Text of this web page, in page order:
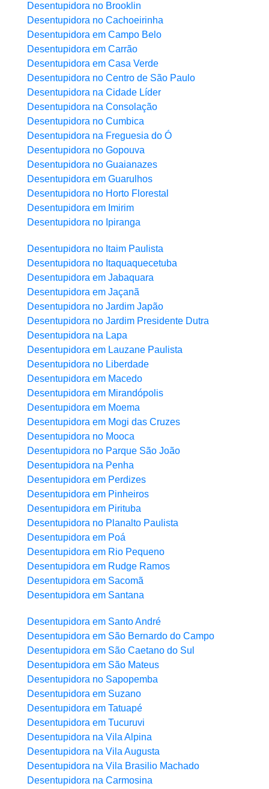
Desentupidora no Brooklin
Desentupidora no Cachoeirinha
Desentupidora em Campo Belo
Desentupidora em Carrão
Desentupidora em Casa Verde
Desentupidora no Centro de São Paulo
Desentupidora na Cidade Líder
Desentupidora na Consolação
Desentupidora no Cumbica
Desentupidora na Freguesia do Ó
Desentupidora no Gopouva
Desentupidora no Guaianazes
Desentupidora em Guarulhos
Desentupidora no Horto Florestal
Desentupidora em Imirim
Desentupidora no Ipiranga
Desentupidora no Itaim Paulista
Desentupidora no Itaquaquecetuba
Desentupidora em Jabaquara
Desentupidora em Jaçanã
Desentupidora no Jardim Japão
Desentupidora no Jardim Presidente Dutra
Desentupidora na Lapa
Desentupidora em Lauzane Paulista
Desentupidora no Liberdade
Desentupidora em Macedo
Desentupidora em Mirandópolis
Desentupidora em Moema
Desentupidora em Mogi das Cruzes
Desentupidora no Mooca
Desentupidora no Parque São João
Desentupidora na Penha
Desentupidora em Perdizes
Desentupidora em Pinheiros
Desentupidora em Pirituba
Desentupidora no Planalto Paulista
Desentupidora em Poá
Desentupidora em Rio Pequeno
Desentupidora em Rudge Ramos
Desentupidora em Sacomã
Desentupidora em Santana
Desentupidora em Santo André
Desentupidora em São Bernardo do Campo
Desentupidora em São Caetano do Sul
Desentupidora em São Mateus
Desentupidora no Sapopemba
Desentupidora em Suzano
Desentupidora em Tatuapé
Desentupidora em Tucuruvi
Desentupidora na Vila Alpina
Desentupidora na Vila Augusta
Desentupidora na Vila Brasilio Machado
Desentupidora na Carmosina